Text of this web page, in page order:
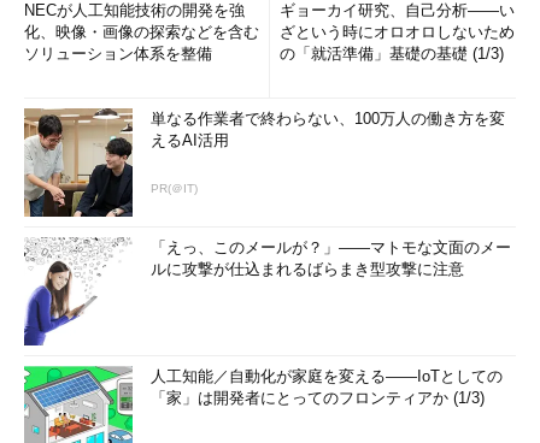
NECが人工知能技術の開発を強
化、映像・画像の探索などを含む
ソリューション体系を整備
ギョーカイ研究、自己分析――い
ざという時にオロオロしないため
の「就活準備」基礎の基礎 (1/3)
単なる作業者で終わらない、100万人の働き方を変
えるAI活用
PR(＠IT)
「えっ、このメールが？」――マトモな文面のメー
ルに攻撃が仕込まれるばらまき型攻撃に注意
人工知能／自動化が家庭を変える――IoTとしての
「家」は開発者にとってのフロンティアか (1/3)